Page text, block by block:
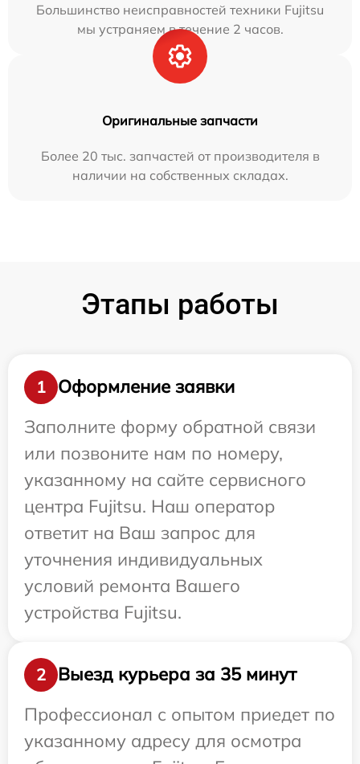
Большинство неисправностей техники Fujitsu
мы устраняем в течение 2 часов.
Оригинальные запчасти
Более 20 тыс. запчастей от производителя в
наличии на собственных складах.
Этапы работы
1
Оформление заявки
Заполните форму обратной связи
или позвоните нам по номеру,
указанному на сайте сервисного
центра Fujitsu. Наш оператор
ответит на Ваш запрос для
уточнения индивидуальных
условий ремонта Вашего
устройства Fujitsu.
2
Выезд курьера за 35 минут
Профессионал с опытом приедет по
указанному адресу для осмотра